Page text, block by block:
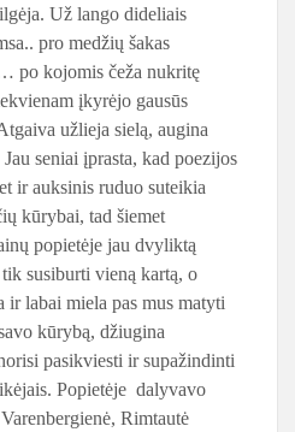
Už lango dideliais
pro medžių šakas
po kojomis čeža nukritę
įkyrėjo gausūs
užlieja sielą, augina
seniai įprasta, kad poezijos
ir auksinis ruduo suteikia
kūrybai, tad šiemet
popietėje jau dvyliktą
susiburti vieną kartą, o
ir labai miela pas mus matyti
kūrybą, džiugina
pasikviesti ir supažindinti
Popietėje dalyvavo
Rimtautė